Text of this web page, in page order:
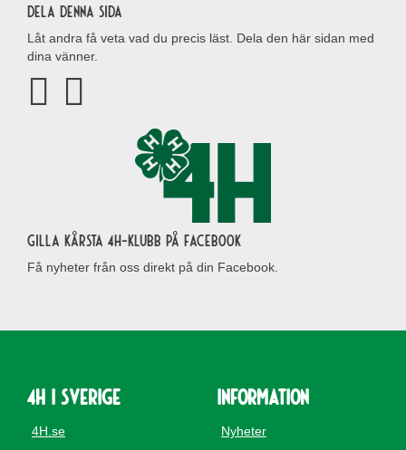
Dela denna sida
Låt andra få veta vad du precis läst. Dela den här sidan med
dina vänner.
Gilla Kårsta 4H-klubb på Facebook
Få nyheter från oss direkt på din Facebook.
4H i Sverige
4H.se
Information
Nyheter